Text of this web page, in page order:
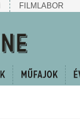
FILMLABOR